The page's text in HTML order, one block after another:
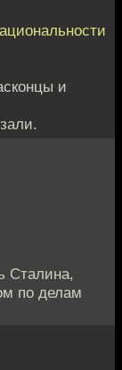
и
Сталина,
по делам